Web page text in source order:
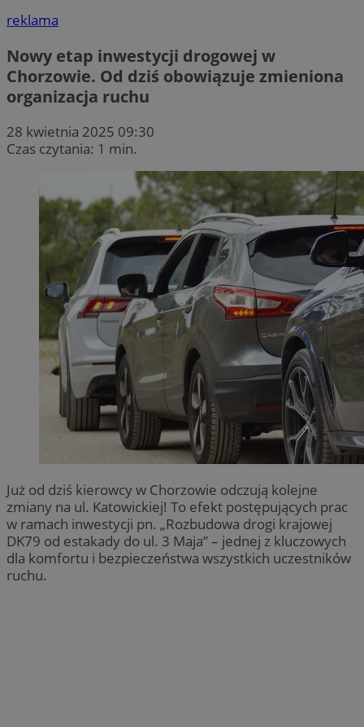
reklama
Nowy etap inwestycji drogowej w
Chorzowie. Od dziś obowiązuje zmieniona
organizacja ruchu
28 kwietnia 2025 09:30
Czas czytania: 1 min.
Już od dziś kierowcy w Chorzowie odczują kolejne
zmiany na ul. Katowickiej! To efekt postępujących prac
w ramach inwestycji pn. „Rozbudowa drogi krajowej
DK79 od estakady do ul. 3 Maja” – jednej z kluczowych
dla komfortu i bezpieczeństwa wszystkich uczestników
ruchu.